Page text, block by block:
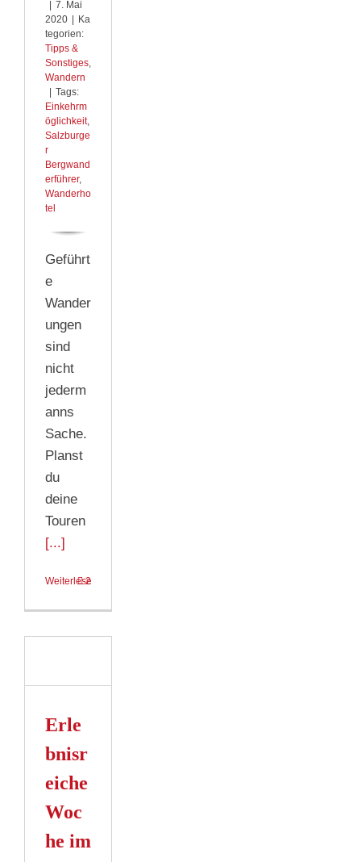
| 7. Mai
2020 | Ka
tegorien:
Tipps &
Sonstiges
Wandern
| Tags:
Einkehrm
öglichkeit,
Salzburge
r
Bergwand
erführer,
Wanderho
tel
Geführt
e
Wander
ungen
sind
nicht
jederm
anns
Sache.
Planst
du
deine
Touren
[...]
Weiterlesen
2
Erle
bnisr
eiche
Woc
he im